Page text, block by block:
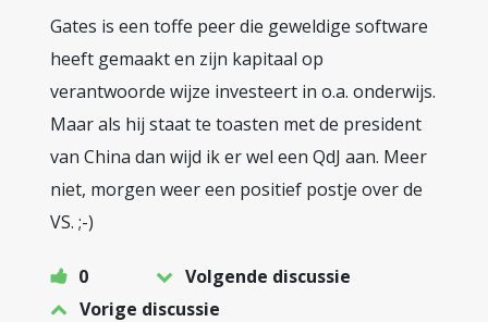
Gates is een toffe peer die geweldige software
heeft gemaakt en zijn kapitaal op
verantwoorde wijze investeert in o.a. onderwijs.
Maar als hij staat te toasten met de president
van China dan wijd ik er wel een QdJ aan. Meer
niet, morgen weer een positief postje over de
VS. ;-)
0
Volgende discussie
Vorige discussie